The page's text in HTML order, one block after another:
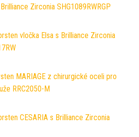
Zirconia SHG1089RWRGP
vločka Elsa s Brilliance Zirconia
MARIAGE z chirurgické oceli pro
RRC2050-M
CESARIA s Brilliance Zirconia